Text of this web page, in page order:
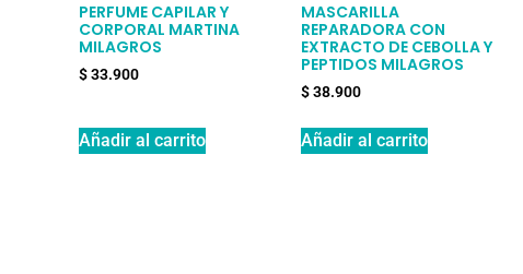
PERFUME CAPILAR Y
CORPORAL MARTINA
MILAGROS
$33.900
Añadir al carrito
MASCARILLA
REPARADORA CON
EXTRACTO DE CEBOLLA Y
PEPTIDOS MILAGROS
$38.900
Añadir al carrito